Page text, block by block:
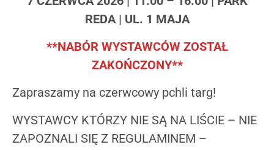
REDA | UL. 1 MAJA
**NABÓR WYSTAWCÓW ZOSTAŁ
ZAKOŃCZONY**
Zapraszamy na czerwcowy pchli targ!
WYSTAWCY KTÓRZY NIE SĄ NA LIŚCIE – NIE
ZAPOZNALI SIĘ Z REGULAMINEM –